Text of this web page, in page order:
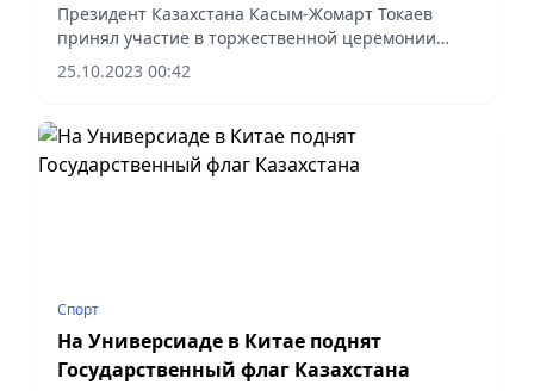
Президент Казахстана Касым-Жомарт Токаев
принял участие в торжественной церемонии
поднятия Государственного флага, приуроченной
ко Дню Республики.
25.10.2023 00:42
Спорт
На Универсиаде в Китае поднят
Государственный флаг Казахстана